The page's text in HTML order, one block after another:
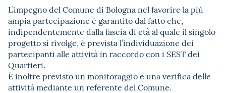
L’impegno del Comune di Bologna nel favorire la più
ampia partecipazione è garantito dal fatto che,
indipendentemente dalla fascia di età al quale il singolo
progetto si rivolge, è prevista l’individuazione dei
partecipanti alle attività in raccordo con i SEST dei
Quartieri.
È inoltre previsto un monitoraggio e una verifica delle
attività mediante un referente del Comune.